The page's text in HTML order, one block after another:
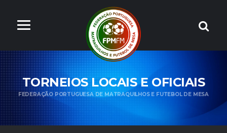
TORNEIOS LOCAIS E OFICIAIS
FEDERAÇÃO PORTUGUESA DE MATRAQUILHOS E FUTEBOL DE MESA